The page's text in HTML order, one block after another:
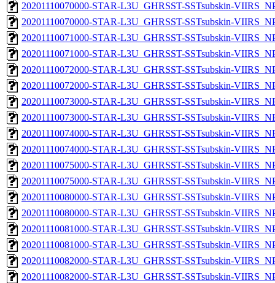
20201110070000-STAR-L3U_GHRSST-SSTsubskin-
20201110070000-STAR-L3U_GHRSST-SSTsubskin-
20201110071000-STAR-L3U_GHRSST-SSTsubskin-
20201110071000-STAR-L3U_GHRSST-SSTsubskin-
20201110072000-STAR-L3U_GHRSST-SSTsubskin-
20201110072000-STAR-L3U_GHRSST-SSTsubskin-
20201110073000-STAR-L3U_GHRSST-SSTsubskin-
20201110073000-STAR-L3U_GHRSST-SSTsubskin-
20201110074000-STAR-L3U_GHRSST-SSTsubskin-
20201110074000-STAR-L3U_GHRSST-SSTsubskin-
20201110075000-STAR-L3U_GHRSST-SSTsubskin-
20201110075000-STAR-L3U_GHRSST-SSTsubskin-
20201110080000-STAR-L3U_GHRSST-SSTsubskin-
20201110080000-STAR-L3U_GHRSST-SSTsubskin-
20201110081000-STAR-L3U_GHRSST-SSTsubskin-
20201110081000-STAR-L3U_GHRSST-SSTsubskin-
20201110082000-STAR-L3U_GHRSST-SSTsubskin-
20201110082000-STAR-L3U_GHRSST-SSTsubskin-